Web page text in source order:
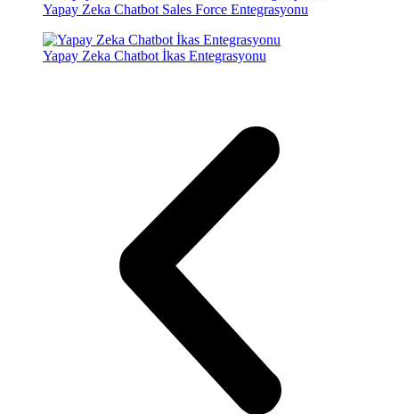
Yapay Zeka Chatbot Sales Force Entegrasyonu
Yapay Zeka Chatbot İkas Entegrasyonu